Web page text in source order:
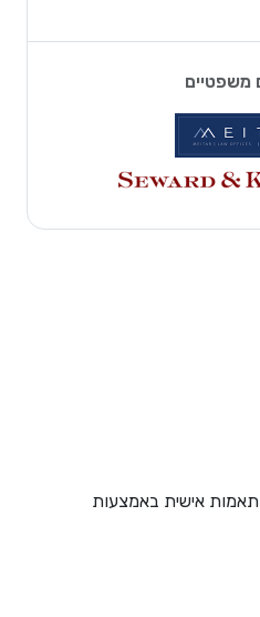
משפטיים
אישית באמצעות